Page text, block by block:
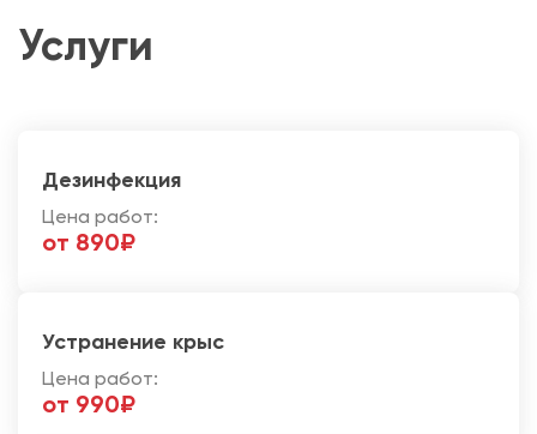
Услуги
Дезинфекция
Цена работ:
от 890₽
Устранение крыс
Цена работ:
от 990₽